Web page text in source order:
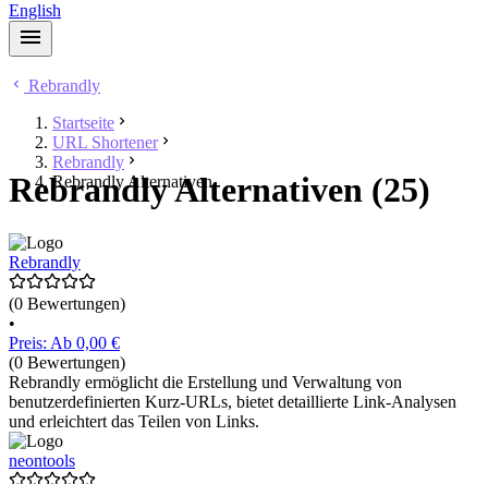
English
Rebrandly
Startseite
URL Shortener
Rebrandly
Rebrandly Alternativen
Rebrandly Alternativen (25)
Rebrandly
(0 Bewertungen)
•
Preis: Ab 0,00 €
(0 Bewertungen)
Rebrandly ermöglicht die Erstellung und Verwaltung von
benutzerdefinierten Kurz-URLs, bietet detaillierte Link-Analysen
und erleichtert das Teilen von Links.
neontools